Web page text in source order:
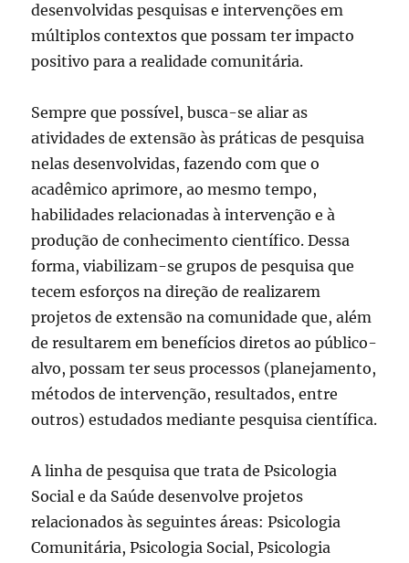
desenvolvidas pesquisas e intervenções em
múltiplos contextos que possam ter impacto
positivo para a realidade comunitária.
Sempre que possível, busca-se aliar as
atividades de extensão às práticas de pesquisa
nelas desenvolvidas, fazendo com que o
acadêmico aprimore, ao mesmo tempo,
habilidades relacionadas à intervenção e à
produção de conhecimento científico. Dessa
forma, viabilizam-se grupos de pesquisa que
tecem esforços na direção de realizarem
projetos de extensão na comunidade que, além
de resultarem em benefícios diretos ao público-
alvo, possam ter seus processos (planejamento,
métodos de intervenção, resultados, entre
outros) estudados mediante pesquisa científica.
A linha de pesquisa que trata de Psicologia
Social e da Saúde desenvolve projetos
relacionados às seguintes áreas: Psicologia
Comunitária, Psicologia Social, Psicologia